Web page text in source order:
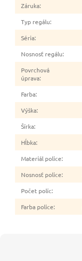
Záruka:
Typ regálu:
Séria:
Nosnosť regálu:
Povrchová
úprava:
Farba:
Výška:
Šírka:
Hĺbka:
Materiál police:
Nosnosť police:
Počet políc:
Farba police: